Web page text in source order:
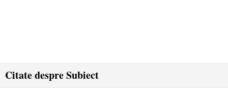
Citate despre Subiect